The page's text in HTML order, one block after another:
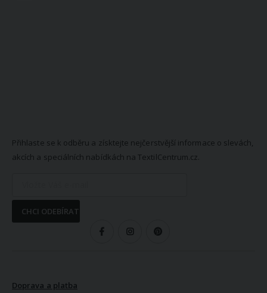
Přihlaste se k odběru a získtejte nejčerstvější informace o slevách,
akcích a speciálních nabídkách na TextilCentrum.cz.
CHCI ODEBÍRAT
Doprava a platba